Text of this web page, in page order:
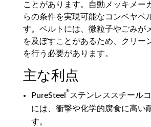
ことがあります。自動メッキメー
らの条件を実現可能なコンベヤベ
す。ベルトには、微粒子やごみが
を及ぼすことがあるため、クリー
を行う必要があります。
主な利点
PureSteel
®
ステンレススチール
には、衝撃や化学的腐食に高い
す。